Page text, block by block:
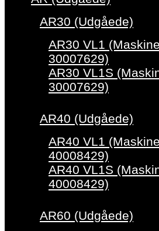
AR30 (Udgåede)
AR30 VL1
30007629)
AR30 VL1S
30007629)
AR40 (Udgåede)
AR40 VL1
40008429)
AR40 VL1S
40008429)
AR60 (Udgåede)